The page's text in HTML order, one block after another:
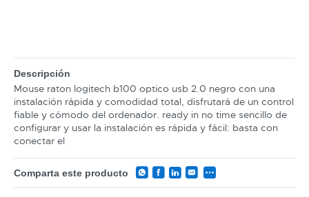
Descripción
Mouse raton logitech b100 optico usb 2.0 negro con una
instalación rápida y comodidad total, disfrutará de un control
fiable y cómodo del ordenador. ready in no time sencillo de
configurar y usar la instalación es rápida y fácil: basta con
conectar el
Comparta este producto